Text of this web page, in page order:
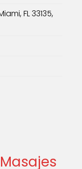
FL 33135,